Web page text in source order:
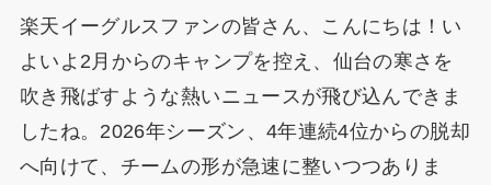
楽天イーグルスファンの皆さん、こんにちは！い
よいよ2月からのキャンプを控え、仙台の寒さを
吹き飛ばすような熱いニュースが飛び込んできま
したね。2026年シーズン、4年連続4位からの脱却
へ向けて、チームの形が急速に整いつつありま